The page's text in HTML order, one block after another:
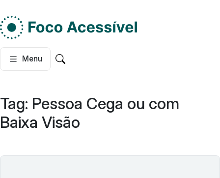
Do lado esquerdo,
Menu
Pesquisar no site
Tag: Pessoa Cega ou com
Baixa Visão